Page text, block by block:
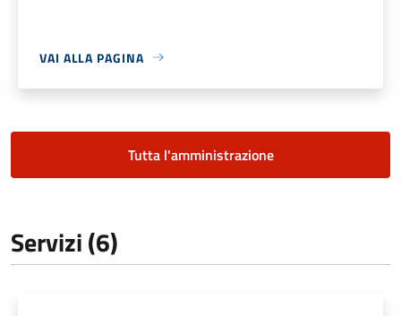
VAI ALLA PAGINA
Tutta l'amministrazione
Servizi (6)